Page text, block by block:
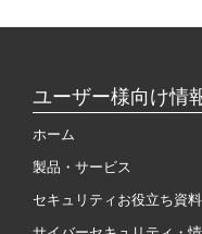
ユーザー様向け情
ホーム
製品・サービス
セキュリティお役立ち資料